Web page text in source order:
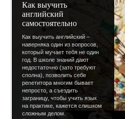
Как выучить
английский
самостоятельно
Как выучить английский –
наверняка один из вопросов,
который мучает тебя не один
год. В школе знаний дают
недостаточно (зато требуют
сполна), позволить себе
репетитора многим бывает
непросто, а съездить
заграницу, чтобы учить язык
на практике, кажется слишком
сложным делом.